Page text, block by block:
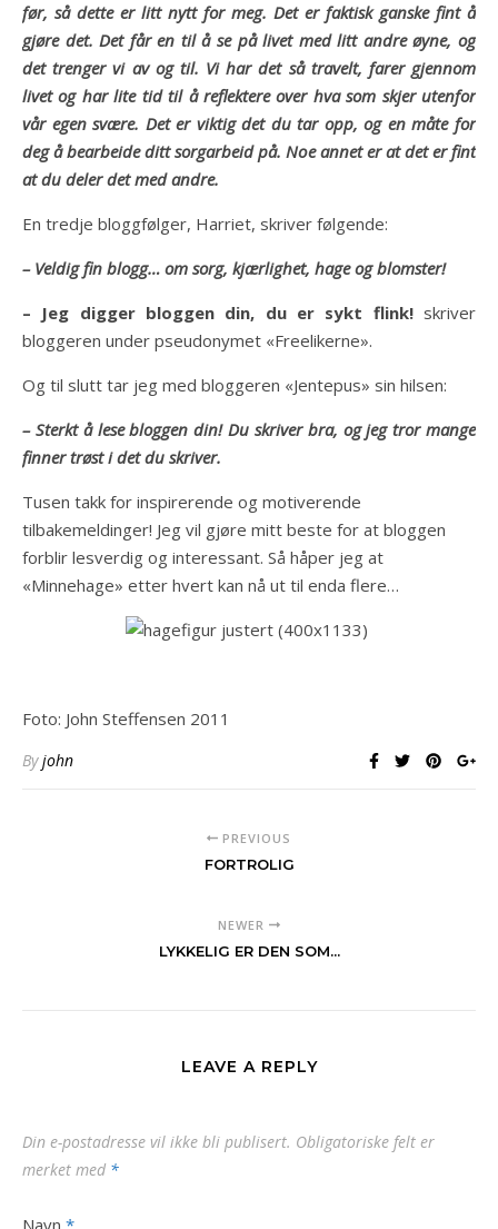
før, så dette er litt nytt for meg. Det er faktisk ganske fint å
gjøre det. Det får en til å se på livet med litt andre øyne, og
det trenger vi av og til. Vi har det så travelt, farer gjennom
livet og har lite tid til å reflektere over hva som skjer utenfor
vår egen svære. Det er viktig det du tar opp, og en måte for
deg å bearbeide ditt sorgarbeid på. Noe annet er at det er fint
at du deler det med andre.
En tredje bloggfølger, Harriet, skriver følgende:
– Veldig fin blogg… om sorg, kjærlighet, hage og blomster!
– Jeg digger bloggen din, du er sykt flink! skriver
bloggeren under pseudonymet «Freelikerne».
Og til slutt tar jeg med bloggeren «Jentepus» sin hilsen:
– Sterkt å lese bloggen din! Du skriver bra, og jeg tror mange
finner trøst i det du skriver.
Tusen takk for inspirerende og motiverende
tilbakemeldinger! Jeg vil gjøre mitt beste for at bloggen
forblir lesverdig og interessant. Så håper jeg at
«Minnehage» etter hvert kan nå ut til enda flere…
Foto: John Steffensen 2011
Byjohn
PREVIOUS
FORTROLIG
NEWER
LYKKELIG ER DEN SOM...
LEAVE A REPLY
Din e-postadresse vil ikke bli publisert. Obligatoriske felt er
merket med *
Navn *